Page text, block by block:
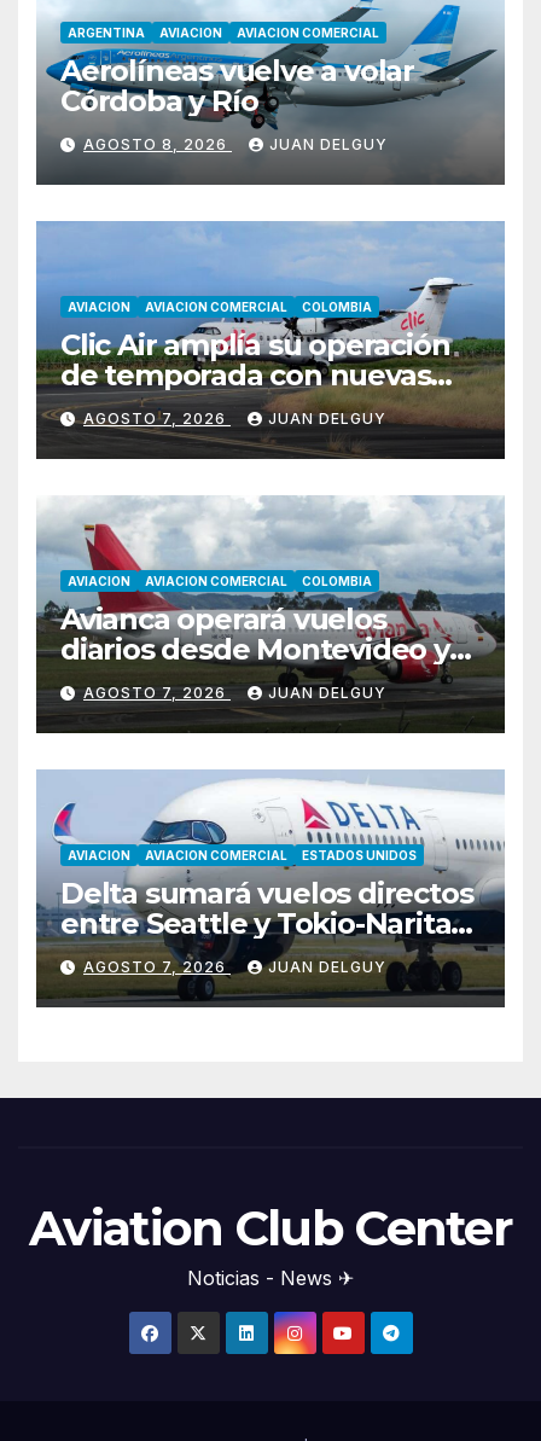
ARGENTINA AVIACION AVIACION COMERCIAL
Aerolíneas vuelve a volar
Córdoba y Río
AGOSTO 8, 2026 JUAN DELGUY
AVIACION AVIACION COMERCIAL COLOMBIA
Clic Air amplía su operación
de temporada con nuevas
rutas hacia Cartagena y Tolú
AGOSTO 7, 2026 JUAN DELGUY
AVIACION AVIACION COMERCIAL COLOMBIA
Avianca operará vuelos
diarios desde Montevideo y
Asunción hacia Bogotá
AGOSTO 7, 2026 JUAN DELGUY
AVIACION AVIACION COMERCIAL ESTADOS UNIDOS
Delta sumará vuelos directos
entre Seattle y Tokio-Narita
desde marzo de 2027
AGOSTO 7, 2026 JUAN DELGUY
Aviation Club Center
Noticias - News ✈